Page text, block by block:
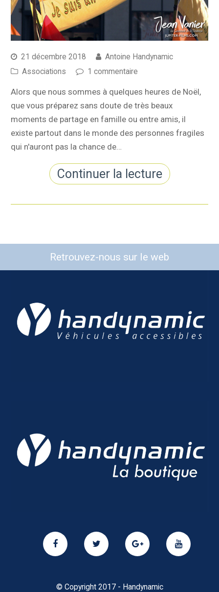
21 décembre 2018
Antoine Handynamic
Associations
1 commentaire
Alors que nous sommes à quelques heures de Noël,
que vous préparez sans doute de très beaux
moments de partage en famille ou entre amis, il
existe partout dans le monde des personnes fragiles
qui n'auront pas la chance de…
Continuer la lecture
Retrouvez-nous sur le web
© Copyright 2017 - Handynamic